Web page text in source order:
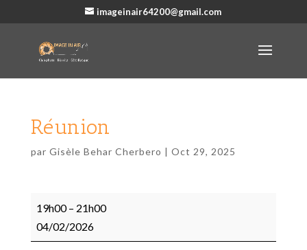
imageinair64200@gmail.com
Réunion
par Gisèle Behar Cherbero | Oct 29, 2025
Réunion
19h00 – 21h00
04/02/2026